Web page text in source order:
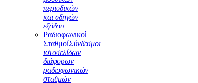
περιοδικών
και οδηγών
εξόδου
Ραδιοφωνικοί
ΣταθμοίΣύνδεσμοι
ιστοσελίδων
διάφορων
ραδιοφωνικών
σταθμών